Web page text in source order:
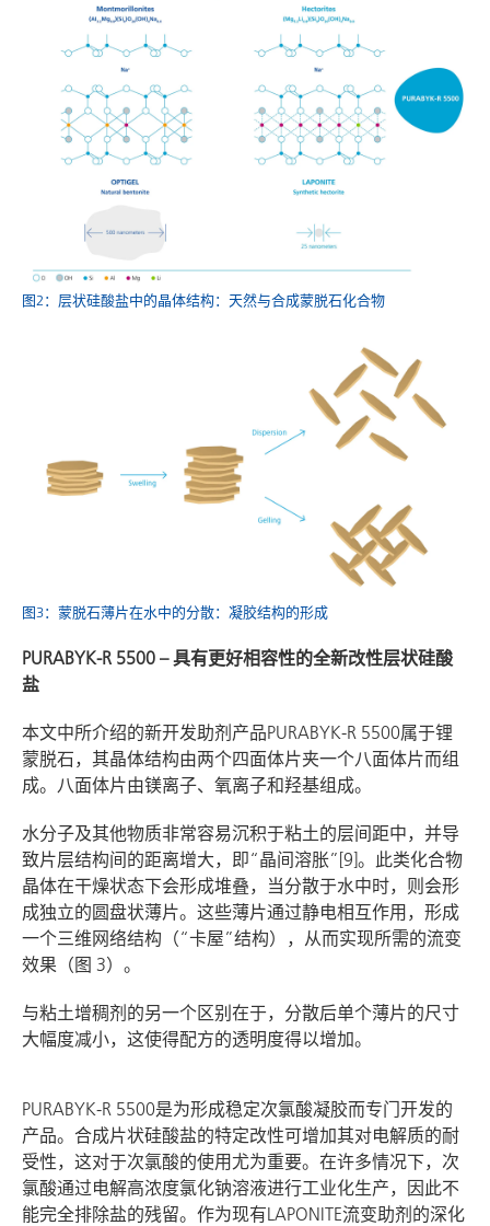
图2：层状硅酸盐中的晶体结构：天然与合成蒙脱石化合物
图3：蒙脱石薄片在水中的分散：凝胶结构的形成
PURABYK-R 5500 – 具有更好相容性的全新改性层状硅酸
盐
本文中所介绍的新开发助剂产品PURABYK-R 5500属于锂
蒙脱石，其晶体结构由两个四面体片夹一个八面体片而组
成。八面体片由镁离子、氧离子和羟基组成。
水分子及其他物质非常容易沉积于粘土的层间距中，并导
致片层结构间的距离增大，即“晶间溶胀”[9]。此类化合物
晶体在干燥状态下会形成堆叠，当分散于水中时，则会形
成独立的圆盘状薄片。这些薄片通过静电相互作用，形成
一个三维网络结构（“卡屋”结构），从而实现所需的流变
效果（图 3）。
与粘土增稠剂的另一个区别在于，分散后单个薄片的尺寸
大幅度减小，这使得配方的透明度得以增加。
PURABYK-R 5500是为形成稳定次氯酸凝胶而专门开发的
产品。合成片状硅酸盐的特定改性可增加其对电解质的耐
受性，这对于次氯酸的使用尤为重要。在许多情况下，次
氯酸通过电解高浓度氯化钠溶液进行工业化生产，因此不
能完全排除盐的残留。作为现有LAPONITE流变助剂的深化